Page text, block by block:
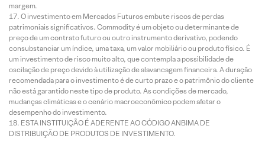
margem.
O investimento em Mercados Futuros embute riscos de perdas
patrimoniais significativos. Commodity é um objeto ou determinante de
preço de um contrato futuro ou outro instrumento derivativo, podendo
consubstanciar um índice, uma taxa, um valor mobiliário ou produto físico. É
um investimento de risco muito alto, que contempla a possibilidade de
oscilação de preço devido à utilização de alavancagem financeira. A duração
recomendada para o investimento é de curto prazo e o patrimônio do cliente
não está garantido neste tipo de produto. As condições de mercado,
mudanças climáticas e o cenário macroeconômico podem afetar o
desempenho do investimento.
ESTA INSTITUIÇÃO É ADERENTE AO CÓDIGO ANBIMA DE
DISTRIBUIÇÃO DE PRODUTOS DE INVESTIMENTO.